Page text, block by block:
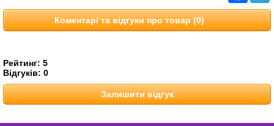
Коментарі та відгуки про товар (0)
Рейтинг: 5
Відгуків: 0
Залишити відгук